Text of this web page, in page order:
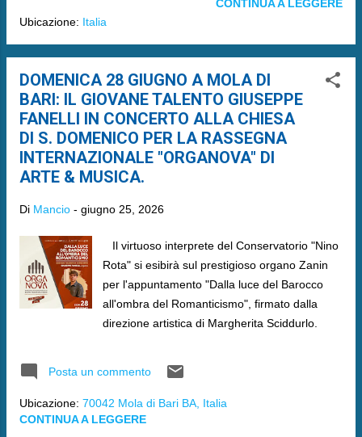
Ubicazione: Italia
CONTINUA A LEGGERE
DOMENICA 28 GIUGNO A MOLA DI
BARI: IL GIOVANE TALENTO GIUSEPPE
FANELLI IN CONCERTO ALLA CHIESA
DI S. DOMENICO PER LA RASSEGNA
INTERNAZIONALE "ORGANOVA" DI
ARTE & MUSICA.
Di Mancio - giugno 25, 2026
​​ Il virtuoso interprete del Conservatorio "Nino
Rota" si esibirà sul prestigioso organo Zanin
per l'appuntamento "Dalla luce del Barocco
all'ombra del Romanticismo", firmato dalla
direzione artistica di Margherita Sciddurlo.
Posta un commento
Ubicazione: 70042 Mola di Bari BA, Italia
CONTINUA A LEGGERE